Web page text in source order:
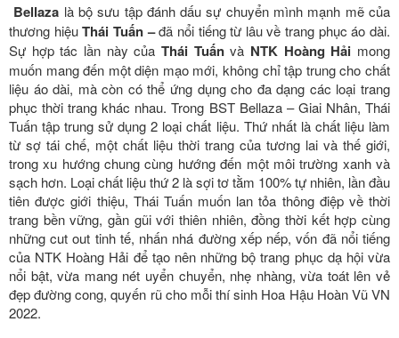
Bellaza là bộ sưu tập đánh dấu sự chuyển mình mạnh mẽ của
thương hiệuThái Tuấn –đã nổi tiếng từ lâu về trang phục áo dài.
Sự hợp tác lần này của Thái Tuấnvà NTK Hoàng Hải mong
muốn mang đến một diện mạo mới, không chỉ tập trung cho chất
liệu áo dài, mà còn có thể ứng dụng cho đa dạng các loại trang
phục thời trang khác nhau. Trong BST Bellaza – Giai Nhân, Thái
Tuấn tập trung sử dụng 2 loại chất liệu. Thứ nhất là chất liệu làm
từ sợ tái chế, một chất liệu thời trang của tương lai và thế giới,
trong xu hướng chung cùng hướng đến một môi trường xanh và
sạch hơn. Loại chất liệu thứ 2 là sợi tơ tằm 100% tự nhiên, lần đầu
tiên được giới thiệu, Thái Tuấn muốn lan tỏa thông điệp về thời
trang bền vững, gần gũi với thiên nhiên, đồng thời kết hợp cùng
những cut out tinh tế, nhấn nhá đường xếp nếp, vốn đã nổi tiếng
của NTK Hoàng Hải để tạo nên những bộ trang phục dạ hội vừa
nổi bật, vừa mang nét uyển chuyển, nhẹ nhàng, vừa toát lên vẻ
đẹp đường cong, quyến rũ cho mỗi thí sinh Hoa Hậu Hoàn Vũ VN
2022.